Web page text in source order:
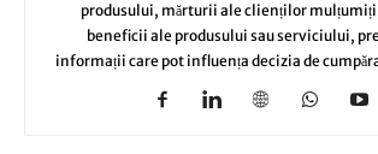
produsului, mărturii ale clienților
beneficii ale produsului sau serviciului,
informații care pot influența decizia de